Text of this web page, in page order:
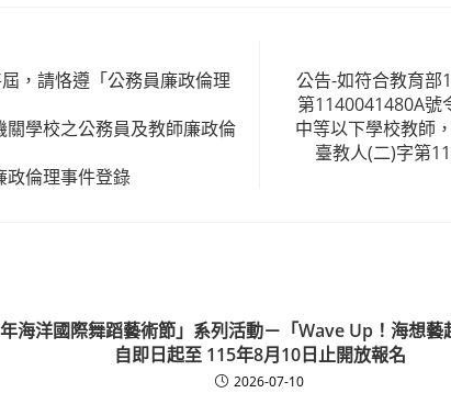
，請恪遵「公務員廉政倫理
關學校之公務員及教師廉政倫
政倫理事件登錄
公告-如符合教育部
第1140041480A號
中等以下學校教師
臺教人(二)字第
海洋國際舞蹈藝術節」系列活動－「Wave Up！海想藝
自即日起至 115年8月10日止開放報名
2026-07-10